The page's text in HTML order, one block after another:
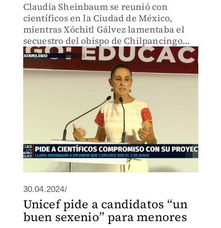
Claudia Sheinbaum se reunió con
científicos en la Ciudad de México,
mientras Xóchitl Gálvez lamentaba el
secuestro del obispo de Chilpancingo
durante su visita a Mazatlán. Por otro
lado, Jorge Álvarez Máynez estuvo de
gira por San Luis Potosí, donde
30.04.2024/
Unicef pide a candidatos “un
buen sexenio” para menores